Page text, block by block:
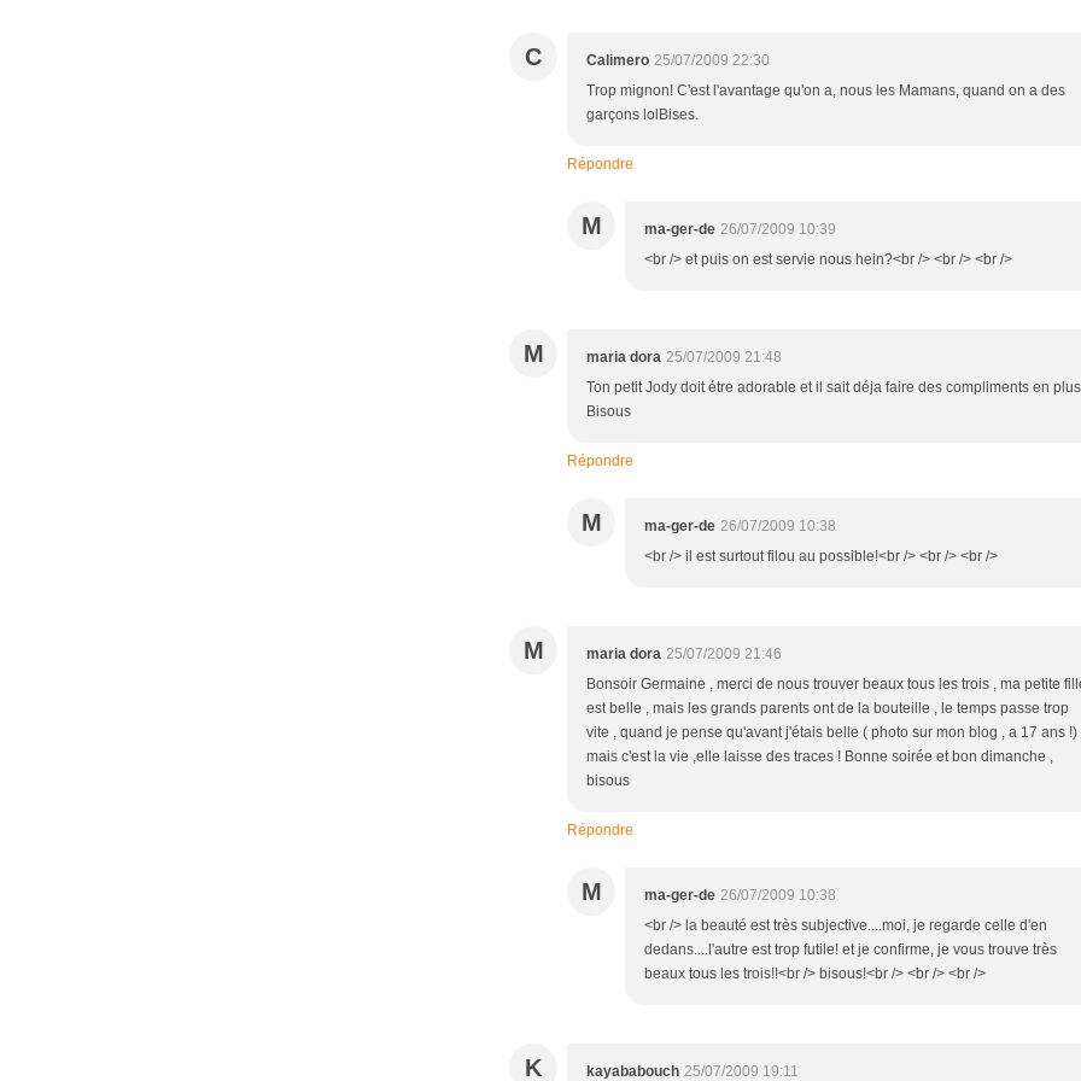
C Calimero 25/07/2009 22:30
Trop mignon! C'est l'avantage qu'on a, nous les Mamans, quand on a des
garçons lolBises.
Répondre
M ma-ger-de 26/07/2009 10:39
<br /> et puis on est servie nous hein?<br /> <br /> <br />
M maria dora 25/07/2009 21:48
Ton petit Jody doit étre adorable et il sait déja faire des compliments en
Bisous
Répondre
M ma-ger-de 26/07/2009 10:38
<br /> il est surtout filou au possible!<br /> <br /> <br />
M maria dora 25/07/2009 21:46
Bonsoir Germaine , merci de nous trouver beaux tous les trois , ma petite
est belle , mais les grands parents ont de la bouteille , le temps passe trop
vite , quand je pense qu'avant j'étais belle ( photo sur mon blog , a 17 ans !)
mais c'est la vie ,elle laisse des traces ! Bonne soirée et bon dimanche ,
bisous
Répondre
M ma-ger-de 26/07/2009 10:38
<br /> la beauté est très subjective....moi, je regarde celle d'en
dedans....l'autre est trop futile! et je confirme, je vous trouve très
beaux tous les trois!!<br /> bisous!<br /> <br /> <br />
K kayababouch 25/07/2009 19:11